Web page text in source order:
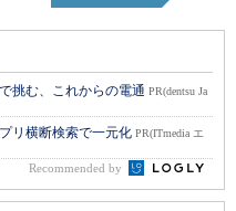
挑む、これからの電通 PR(dentsu Ja
リ横断検索で一元化 PR(ITmedia エ
Recommended by